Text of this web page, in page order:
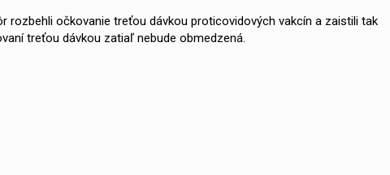
rozbehli očkovanie treťou dávkou proticovidových vakcín a zaistili tak
treťou dávkou zatiaľ nebude obmedzená.